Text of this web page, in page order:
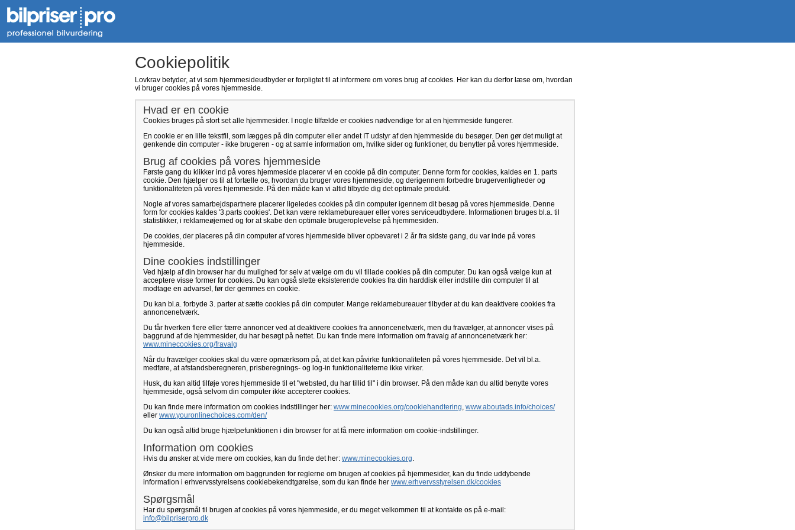
Cookiepolitik
Lovkrav betyder, at vi som hjemmesideudbyder er forpligtet til at informere om vores brug af cookies. Her kan du derfor læse om, hvordan
vi bruger cookies på vores hjemmeside.
Hvad er en cookie
Cookies bruges på stort set alle hjemmesider. I nogle tilfælde er cookies nødvendige for at en hjemmeside fungerer.
En cookie er en lille tekstfil, som lægges på din computer eller andet IT udstyr af den hjemmeside du besøger. Den gør det muligt at
genkende din computer - ikke brugeren - og at samle information om, hvilke sider og funktioner, du benytter på vores hjemmeside.
Brug af cookies på vores hjemmeside
Første gang du klikker ind på vores hjemmeside placerer vi en cookie på din computer. Denne form for cookies, kaldes en 1. parts
cookie. Den hjælper os til at fortælle os, hvordan du bruger vores hjemmeside, og derigennem forbedre brugervenligheder og
funktionaliteten på vores hjemmeside. På den måde kan vi altid tilbyde dig det optimale produkt.
Nogle af vores samarbejdspartnere placerer ligeledes cookies på din computer igennem dit besøg på vores hjemmeside. Denne
form for cookies kaldes '3.parts cookies'. Det kan være reklamebureauer eller vores serviceudbydere. Informationen bruges bl.a. til
statistikker, i reklameøjemed og for at skabe den optimale brugeroplevelse på hjemmesiden.
De cookies, der placeres på din computer af vores hjemmeside bliver opbevaret i 2 år fra sidste gang, du var inde på vores
hjemmeside.
Dine cookies indstillinger
Ved hjælp af din browser har du mulighed for selv at vælge om du vil tillade cookies på din computer. Du kan også vælge kun at
acceptere visse former for cookies. Du kan også slette eksisterende cookies fra din harddisk eller indstille din computer til at
modtage en advarsel, før der gemmes en cookie.
Du kan bl.a. forbyde 3. parter at sætte cookies på din computer. Mange reklamebureauer tilbyder at du kan deaktivere cookies fra
annoncenetværk.
Du får hverken flere eller færre annoncer ved at deaktivere cookies fra annoncenetværk, men du fravælger, at annoncer vises på
baggrund af de hjemmesider, du har besøgt på nettet. Du kan finde mere information om fravalg af annoncenetværk her:
www.minecookies.org/fravalg
Når du fravælger cookies skal du være opmærksom på, at det kan påvirke funktionaliteten på vores hjemmeside. Det vil bl.a.
medføre, at afstandsberegneren, prisberegnings- og log-in funktionaliteterne ikke virker.
Husk, du kan altid tilføje vores hjemmeside til et "websted, du har tillid til" i din browser. På den måde kan du altid benytte vores
hjemmeside, også selvom din computer ikke accepterer cookies.
Du kan finde mere information om cookies indstillinger her: www.minecookies.org/cookiehandtering, www.aboutads.info/choices/
eller www.youronlinechoices.com/den/
Du kan også altid bruge hjælpefunktionen i din browser for at få mere information om cookie-indstillinger.
Information om cookies
Hvis du ønsker at vide mere om cookies, kan du finde det her: www.minecookies.org.
Ønsker du mere information om baggrunden for reglerne om brugen af cookies på hjemmesider, kan du finde uddybende
information i erhvervsstyrelsens cookiebekendtgørelse, som du kan finde her www.erhvervsstyrelsen.dk/cookies
Spørgsmål
Har du spørgsmål til brugen af cookies på vores hjemmeside, er du meget velkommen til at kontakte os på e-mail:
info@bilpriserpro.dk